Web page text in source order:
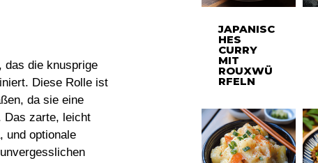
das die knusprige
Diese Rolle ist
da sie eine
Das zarte, leicht
und optionale
JAPANISC
HES
CURRY
MIT
ROUXWÜ
RFELN